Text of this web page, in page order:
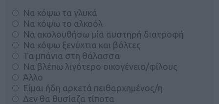
Να κόψω τα γλυκά
Να κόψω το αλκοόλ
Να ακολουθήσω μία αυστηρή διατροφή
Να κόψω ξενύχτια και βόλτες
Τα μπάνια στη θάλασσα
Να βλέπω λιγότερο οικογένεια/φίλους
Άλλο
Είμαι ήδη αρκετά πειθαρχημένος/η
Δεν θα θυσίαζα τίποτα